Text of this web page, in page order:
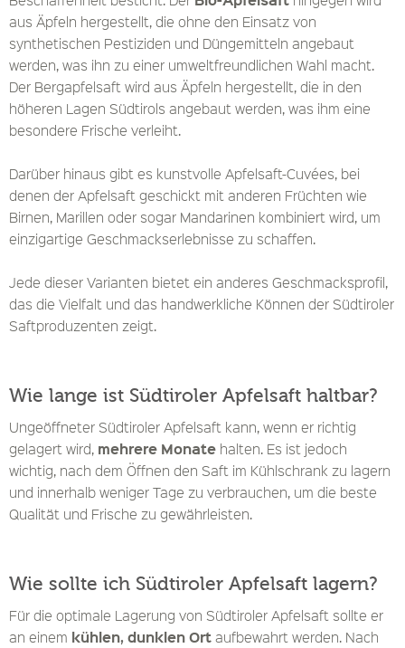
aus Äpfeln hergestellt, die ohne den Einsatz von
synthetischen Pestiziden und Düngemitteln angebaut
werden, was ihn zu einer umweltfreundlichen Wahl macht.
Der Bergapfelsaft wird aus Äpfeln hergestellt, die in den
höheren Lagen Südtirols angebaut werden, was ihm eine
besondere Frische verleiht.
Darüber hinaus gibt es kunstvolle Apfelsaft-Cuvées, bei
denen der Apfelsaft geschickt mit anderen Früchten wie
Birnen, Marillen oder sogar Mandarinen kombiniert wird, um
einzigartige Geschmackserlebnisse zu schaffen.
Jede dieser Varianten bietet ein anderes Geschmacksprofil,
das die Vielfalt und das handwerkliche Können der Südtiroler
Saftproduzenten zeigt.
Wie lange ist Südtiroler Apfelsaft haltbar?
Ungeöffneter Südtiroler Apfelsaft kann, wenn er richtig
gelagert wird, mehrere Monate halten. Es ist jedoch
wichtig, nach dem Öffnen den Saft im Kühlschrank zu lagern
und innerhalb weniger Tage zu verbrauchen, um die beste
Qualität und Frische zu gewährleisten.
Wie sollte ich Südtiroler Apfelsaft lagern?
Für die optimale Lagerung von Südtiroler Apfelsaft sollte er
an einem kühlen, dunklen Ort aufbewahrt werden. Nach